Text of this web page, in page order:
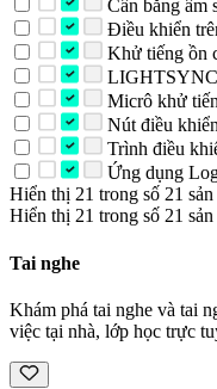
Cân bằng âm
Điều khiển
Khử tiếng ồn
Micrô khử
Nút điều
Trình điều
Ứng dụng
Hiển thị 21 trong số 21 sản
Hiển thị 21 trong số 21 sản
Tai nghe
Khám phá tai nghe và tai
việc tại nhà, lớp học trực